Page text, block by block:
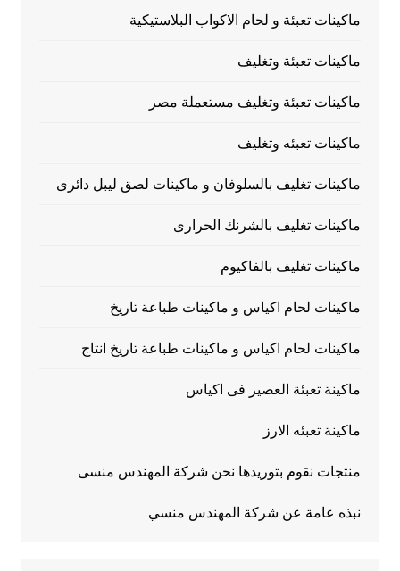
ماكينات تعبئة و لحام الاكواب البلاستيكية
ماكينات تعبئة وتغليف
ماكينات تعبئة وتغليف مستعملة مصر
ماكينات تعبئه وتغليف
ماكينات تغليف بالسلوفان و ماكينات لصق ليبل دائرى
ماكينات تغليف بالشرنك الحرارى
ماكينات تغليف بالفاكيوم
ماكينات لحام اكياس و ماكينات طباعة تاريخ
ماكينات لحام اكياس و ماكينات طباعة تاريخ انتاج
ماكينة تعبئة العصير فى اكياس
ماكينة تعبئه الارز
منتجات نقوم بتوريدها نحن شركة المهندس منسى
نبذه عامة عن شركة المهندس منسي